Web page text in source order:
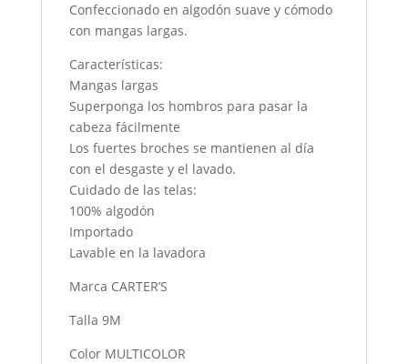
Confeccionado en algodón suave y cómodo
con mangas largas.
Características:
Mangas largas
Superponga los hombros para pasar la
cabeza fácilmente
Los fuertes broches se mantienen al día
con el desgaste y el lavado.
Cuidado de las telas:
100% algodón
Importado
Lavable en la lavadora
Marca CARTER’S
Talla 9M
Color MULTICOLOR